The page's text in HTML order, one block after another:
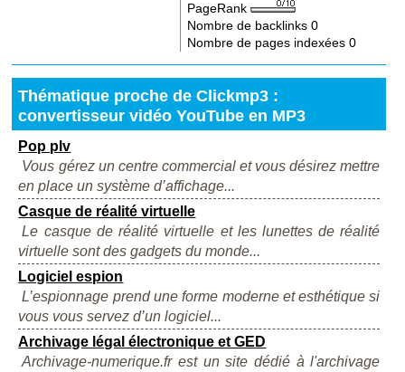
PageRank
Nombre de backlinks0
Nombre de pages indexées0
Thématique proche de Clickmp3 :
convertisseur vidéo YouTube en MP3
Pop plv
Vous gérez un centre commercial et vous désirez mettre
en place un système d’affichage...
Casque de réalité virtuelle
Le casque de réalité virtuelle et les lunettes de réalité
virtuelle sont des gadgets du monde...
Logiciel espion
L’espionnage prend une forme moderne et esthétique si
vous vous servez d’un logiciel...
Archivage légal électronique et GED
Archivage-numerique.fr est un site dédié à l'archivage